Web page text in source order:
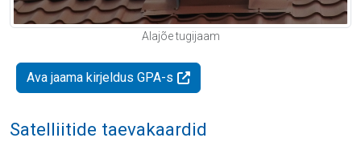
Alajõe tugijaam
Ava jaama kirjeldus GPA-s
Satelliitide taevakaardid